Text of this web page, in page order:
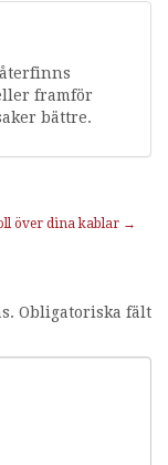
framför
bättre.
över dina kablar →
Obligatoriska fält